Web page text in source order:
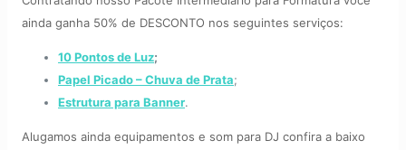
ainda ganha 50% de DESCONTO nos seguintes serviços:
10 Pontos de Luz;
Papel Picado – Chuva de Prata;
Estrutura para Banner.
Alugamos ainda equipamentos e som para DJ confira a baixo